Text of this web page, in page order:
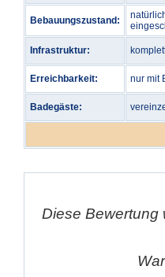
Bebauungszustand:
Infrastruktur:
Erreichbarkeit: nur mit
Badegäste:
Diese Bewertung